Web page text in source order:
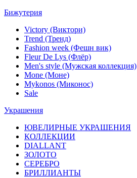
Бижутерия
Victory (Виктори)
Trend (Тренд)
Fashion week (Фешн вик)
Fleur De Lys (Флёр)
Men's style (Мужская коллекция)
Mone (Моне)
Mykonos (Миконос)
Sale
Украшения
ЮВЕЛИРНЫЕ УКРАШЕНИЯ
КОЛЛЕКЦИИ
DIALLANT
ЗОЛОТО
СЕРЕБРО
БРИЛЛИАНТЫ